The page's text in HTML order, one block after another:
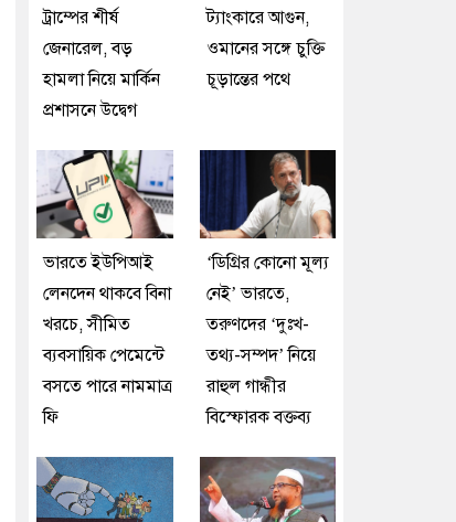
ট্রাম্পের শীর্ষ
জেনারেল, বড়
হামলা নিয়ে মার্কিন
প্রশাসনে উদ্বেগ
ট্যাংকারে আগুন,
ওমানের সঙ্গে চুক্তি
চূড়ান্তের পথে
ভারতে ইউপিআই
লেনদেন থাকবে বিনা
খরচে, সীমিত
ব্যবসায়িক পেমেন্টে
বসতে পারে নামমাত্র
ফি
‘ডিগ্রির কোনো মূল্য
নেই’ ভারতে,
তরুণদের ‘দুঃখ-
তথ্য-সম্পদ’ নিয়ে
রাহুল গান্ধীর
বিস্ফোরক বক্তব্য